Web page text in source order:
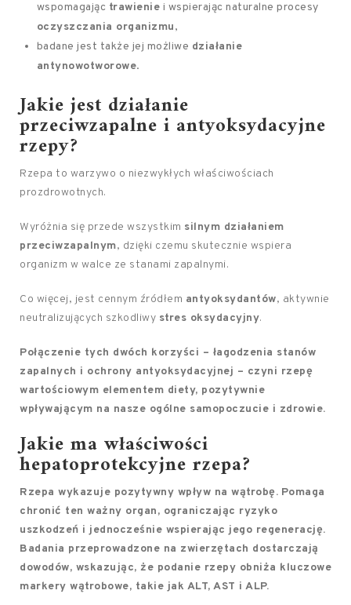
wspomagając trawienie i wspierając naturalne procesy
oczyszczania organizmu,
badane jest także jej możliwe działanie
antynowotworowe.
Jakie jest działanie
przeciwzapalne i antyoksydacyjne
rzepy?
Rzepa to warzywo o niezwykłych właściwościach
prozdrowotnych.
Wyróżnia się przede wszystkim silnym działaniem
przeciwzapalnym, dzięki czemu skutecznie wspiera
organizm w walce ze stanami zapalnymi.
Co więcej, jest cennym źródłem antyoksydantów, aktywnie
neutralizujących szkodliwy stres oksydacyjny.
Połączenie tych dwóch korzyści – łagodzenia stanów
zapalnych i ochrony antyoksydacyjnej – czyni rzepę
wartościowym elementem diety, pozytywnie
wpływającym na nasze ogólne samopoczucie i zdrowie.
Jakie ma właściwości
hepatoprotekcyjne rzepa?
Rzepa wykazuje pozytywny wpływ na wątrobę. Pomaga
chronić ten ważny organ, ograniczając ryzyko
uszkodzeń i jednocześnie wspierając jego regenerację.
Badania przeprowadzone na zwierzętach dostarczają
dowodów, wskazując, że podanie rzepy obniża kluczowe
markery wątrobowe, takie jak ALT, AST i ALP.